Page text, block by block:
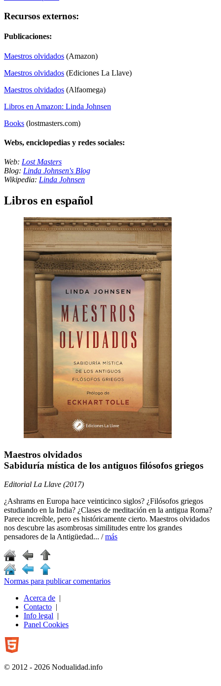
Recursos externos:
Publicaciones:
Maestros olvidados (Amazon)
Maestros olvidados (Ediciones La Llave)
Maestros olvidados (Alfaomega)
Libros en Amazon: Linda Johnsen
Books (lostmasters.com)
Webs, enciclopedias y redes sociales:
Web: Lost Masters
Blog: Linda Johnsen's Blog
Wikipedia: Linda Johnsen
Libros en español
Maestros olvidados
Sabiduría mística de los antiguos filósofos griegos
Editorial La Llave (2017)
¿Ashrams en Europa hace veinticinco siglos? ¿Filósofos griegos
estudiando en la India? ¿Clases de meditación en la antigua Roma?
Parece increíble, pero es históricamente cierto. Maestros olvidados
nos descubre las asombrosas similitudes entre los grandes
pensadores de la Antigüedad... /más
Normas para publicar comentarios
Acerca de |
Contacto |
Info legal |
Panel Cookies
© 2012 - 2026 Nodualidad.info